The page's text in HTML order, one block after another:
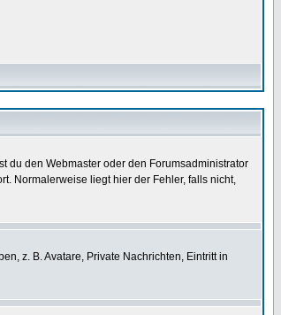
du den Webmaster oder den Forumsadministrator
Normalerweise liegt hier der Fehler, falls nicht,
z. B. Avatare, Private Nachrichten, Eintritt in